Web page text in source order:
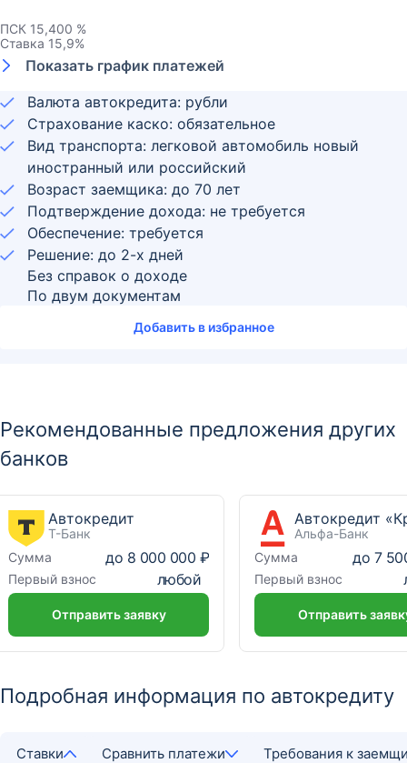
Добавить в избранное
Валюта автокредита: рубли
Страхование каско: обязательное
Вид транспорта: легковой автомобиль новый
иностранный или российский
Возраст заемщика: до 70 лет
Подтверждение дохода: не требуется
Обеспечение: требуется
Решение: до 2-х дней
Без справок о доходе
По двум документам
ПСК 15,400 %
Ставка 15,9%
Показать график платежей
Рекомендованные предложения других
банков
Автокредит
Т-Банк
Сумма
до 8 000 000 ₽
Первый взнос любой
Отправить заявку
Альфа-Банк
Сумма
до 7
Первый взнос
Отправить
Подробная информация по автокредиту
Ставки Сравнить платежи Требования к